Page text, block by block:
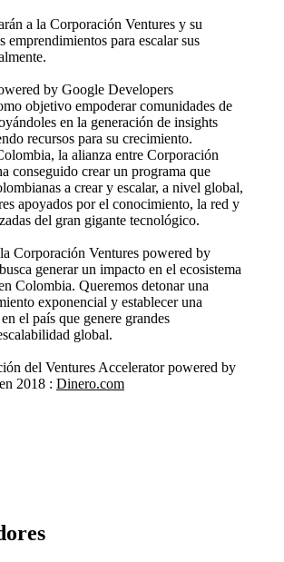
a la Corporación Ventures y su
emprendimientos para escalar sus
by Google Developers
objetivo empoderar comunidades de
en la generación de insights
recursos para su crecimiento.
la alianza entre Corporación
conseguido crear un programa que
a crear y escalar, a nivel global,
apoyados por el conocimiento, la red y
del gran gigante tecnológico.
Corporación Ventures powered by
generar un impacto en el ecosistema
Colombia. Queremos detonar una
exponencial y establecer una
el país que genere grandes
global.
del Ventures Accelerator powered by
2018 : Dinero.com